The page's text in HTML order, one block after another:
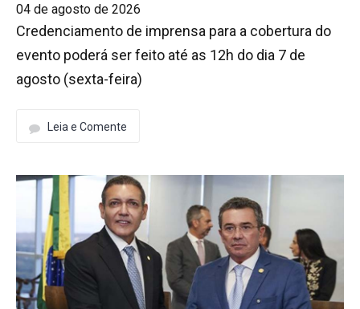
04 de agosto de 2026
Credenciamento de imprensa para a cobertura do
evento poderá ser feito até as 12h do dia 7 de
agosto (sexta-feira)
Leia e Comente